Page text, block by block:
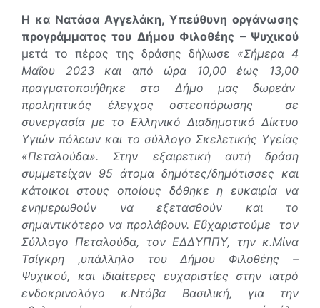
Η κα Νατάσα Αγγελάκη, Υπεύθυνη οργάνωσης
προγράμματος του Δήμου Φιλοθέης – Ψυχικού
μετά το πέρας της δράσης δήλωσε «Σήμερα 4
Μαΐου 2023 και από ώρα 10,00 έως 13,00
πραγματοποιήθηκε στο Δήμο μας δωρεάν
προληπτικός έλεγχος οστεοπόρωσης σε
συνεργασία με το Ελληνικό Διαδημοτικό Δίκτυο
Υγιών πόλεων και το σύλλογο Σκελετικής Υγείας
«Πεταλούδα». Στην εξαιρετική αυτή δράση
συμμετείχαν 95 άτομα δημότες/δημότισσες και
κάτοικοι στους οποίους δόθηκε η ευκαιρία να
ενημερωθούν να εξετασθούν και το
σημαντικότερο να προλάβουν. Εΰχαριστούμε τον
Σύλλογο Πεταλούδα, τον ΕΔΔΥΠΠΥ, την κ.Μίνα
Τσίγκρη ,υπάλληλο του Δήμου Φιλοθέης –
Ψυχικού, και ιδιαίτερες ευχαριστίες στην ιατρό
ενδοκρινολόγο κ.Ντόβα Βασιλική, για την